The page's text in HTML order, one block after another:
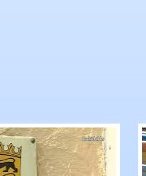
Auto
Thomas Bareiß